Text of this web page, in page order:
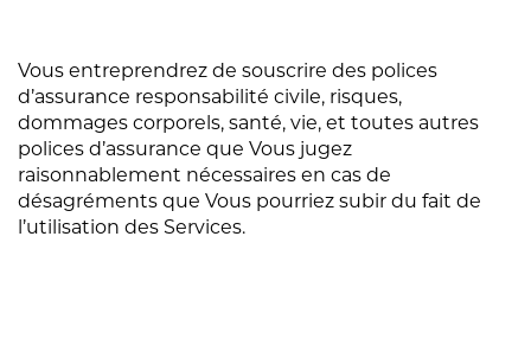
Vous entreprendrez de souscrire des polices
d’assurance responsabilité civile, risques,
dommages corporels, santé, vie, et toutes autres
polices d’assurance que Vous jugez
raisonnablement nécessaires en cas de
désagréments que Vous pourriez subir du fait de
l’utilisation des Services.